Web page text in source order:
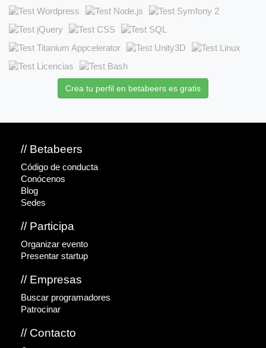
Crea tu perfil en betabeers es gratis
// Betabeers
Código de conducta
Conócenos
Blog
Sedes
// Participa
Organizar evento
Presentar startup
// Empresas
Buscar programadores
Patrocinar
// Contacto